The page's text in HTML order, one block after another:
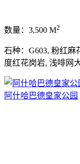
数量：3,500 M2
石种：G603, 粉红麻
度红花岗岩, 浅啡网
阿什哈巴德皇家公园